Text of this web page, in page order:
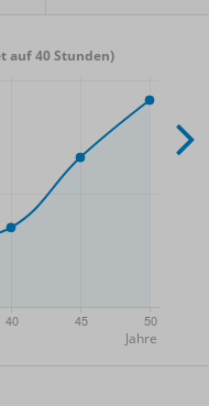
auf 40 Stunden)